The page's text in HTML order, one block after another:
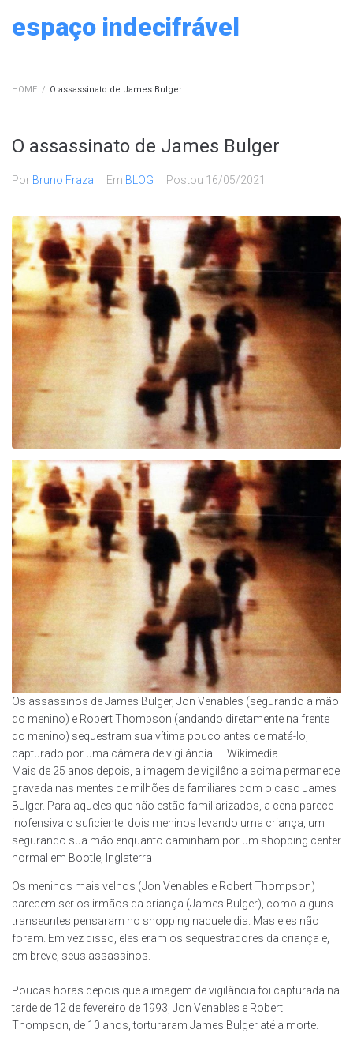
paraespaço indecifrável
HOME / O assassinato de James Bulger
O assassinato de James Bulger
Por Bruno Fraza Em BLOG Postou 16/05/2021
Os assassinos de James Bulger, Jon Venables (segurando a mão
do menino) e Robert Thompson (andando diretamente na frente
do menino) sequestram sua vítima pouco antes de matá-lo,
capturado por uma câmera de vigilância. – Wikimedia
Mais de 25 anos depois, a imagem de vigilância acima permanece
gravada nas mentes de milhões de familiares com o caso James
Bulger. Para aqueles que não estão familiarizados, a cena parece
inofensiva o suficiente: dois meninos levando uma criança, um
segurando sua mão enquanto caminham por um shopping center
normal em Bootle, Inglaterra
Os meninos mais velhos (Jon Venables e Robert Thompson)
parecem ser os irmãos da criança (James Bulger), como alguns
transeuntes pensaram no shopping naquele dia. Mas eles não
foram. Em vez disso, eles eram os sequestradores da criança e,
em breve, seus assassinos.
Poucas horas depois que a imagem de vigilância foi capturada na
tarde de 12 de fevereiro de 1993, Jon Venables e Robert
Thompson, de 10 anos, torturaram James Bulger até a morte.